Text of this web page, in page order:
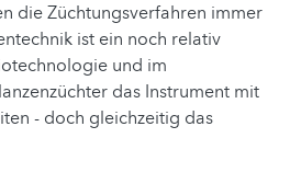
die Züchtungsverfahren immer
ist ein noch relativ
und im
das Instrument mit
- doch gleichzeitig das